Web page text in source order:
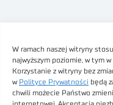
W ramach naszej witryny
najwyższym poziomie, w tym
Korzystanie z witryny bez
w Polityce Prywatności będą
chwili możecie Państwo
Regulamin
Regulamin